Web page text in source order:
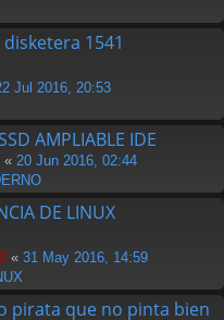
1541
Jul 2016, 20:53
AMPLIABLE IDE
« 20 Jun 2016, 02:44
DE LINUX
« 31 May 2016, 14:59
pirata que no pinta bien